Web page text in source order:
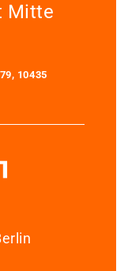
Mitte
10435